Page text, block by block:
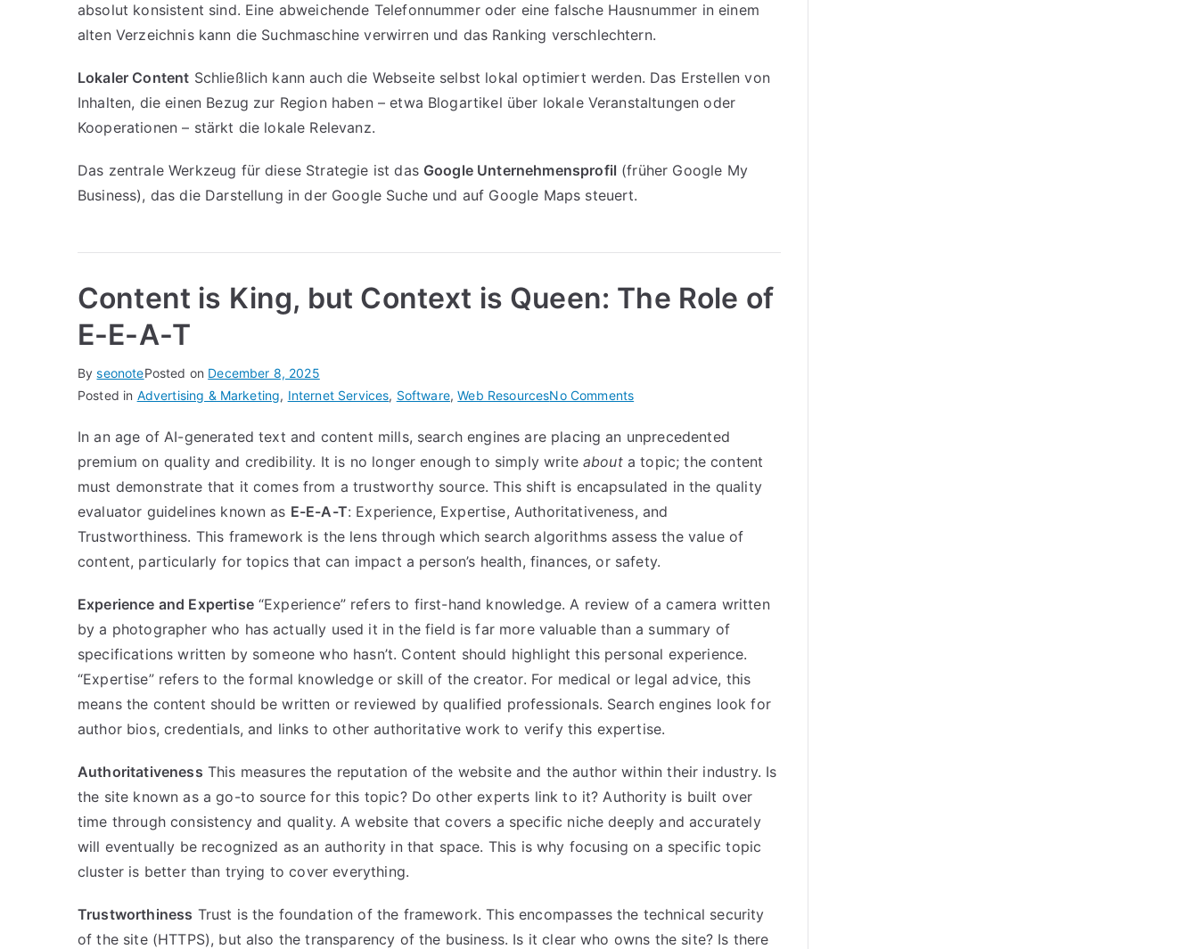
absolut konsistent sind. Eine abweichende Telefonnummer oder eine falsche Hausnummer in einem
alten Verzeichnis kann die Suchmaschine verwirren und das Ranking verschlechtern.
Lokaler Content Schließlich kann auch die Webseite selbst lokal optimiert werden. Das Erstellen von
Inhalten, die einen Bezug zur Region haben – etwa Blogartikel über lokale Veranstaltungen oder
Kooperationen – stärkt die lokale Relevanz.
Das zentrale Werkzeug für diese Strategie ist das Google Unternehmensprofil (früher Google My
Business), das die Darstellung in der Google Suche und auf Google Maps steuert.
Content is King, but Context is Queen: The Role of
E-E-A-T
ByseonotePosted on December 8, 2025
Posted in Advertising & Marketing, Internet Services, Software,Web ResourcesNo Commentson
is
King,
but
Context
The
Role
E-
E-
A-
T
In an age of AI-generated text and content mills, search engines are placing an unprecedented
premium on quality and credibility. It is no longer enough to simply write abouta topic; the content
must demonstrate that it comes from a trustworthy source. This shift is encapsulated in the quality
evaluator guidelines known as E-E-A-T: Experience, Expertise, Authoritativeness, and
Trustworthiness. This framework is the lens through which search algorithms assess the value of
content, particularly for topics that can impact a person’s health, finances, or safety.
Experience and Expertise“Experience” refers to first-hand knowledge. A review of a camera written
by a photographer who has actually used it in the field is far more valuable than a summary of
specifications written by someone who hasn’t. Content should highlight this personal experience.
“Expertise” refers to the formal knowledge or skill of the creator. For medical or legal advice, this
means the content should be written or reviewed by qualified professionals. Search engines look for
author bios, credentials, and links to other authoritative work to verify this expertise.
Authoritativeness This measures the reputation of the website and the author within their industry. Is
the site known as a go-to source for this topic? Do other experts link to it? Authority is built over
time through consistency and quality. A website that covers a specific niche deeply and accurately
will eventually be recognized as an authority in that space. This is why focusing on a specific topic
cluster is better than trying to cover everything.
Trustworthiness Trust is the foundation of the framework. This encompasses the technical security
of the site (HTTPS), but also the transparency of the business. Is it clear who owns the site? Is there